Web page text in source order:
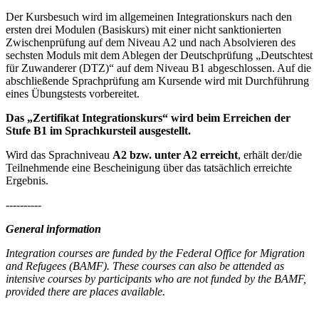
Der Kursbesuch wird im allgemeinen Integrationskurs nach den
ersten drei Modulen (Basiskurs) mit einer nicht sanktionierten
Zwischenprüfung auf dem Niveau A2 und nach Absolvieren des
sechsten Moduls mit dem Ablegen der Deutschprüfung „Deutschtest
für Zuwanderer (DTZ)“ auf dem Niveau B1 abgeschlossen. Auf die
abschließende Sprachprüfung am Kursende wird mit Durchführung
eines Übungstests vorbereitet.
Das „Zertifikat Integrationskurs“ wird beim Erreichen der
Stufe B1 im Sprachkursteil ausgestellt.
Wird das Sprachniveau A2 bzw. unter A2 erreicht, erhält der/die
Teilnehmende eine Bescheinigung über das tatsächlich erreichte
Ergebnis.
----------
General information
Integration courses are funded by the Federal Office for Migration
and Refugees (BAMF). These courses can also be attended as
intensive courses by participants who are not funded by the BAMF,
provided there are places available.